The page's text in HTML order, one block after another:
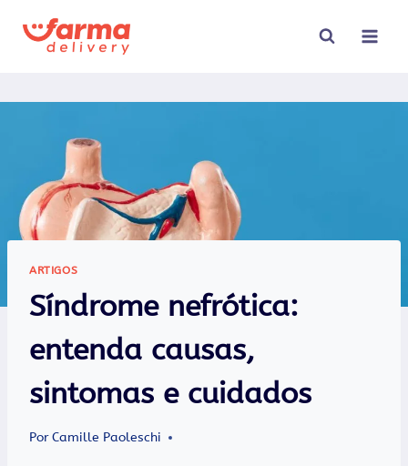
para
ARTIGOS
Síndrome nefrótica:
entenda causas,
sintomas e cuidados
PorCamille Paoleschi